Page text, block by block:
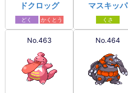
ドクロッグ
どく かくとう
マスキッパ
くさ
No.463 No.464